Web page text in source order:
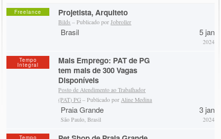
Freelance Projetista, Arquiteto
Bilds – Publicado porJobroller
Brasil 5 jan
2024
Tempo
Integral
Mais Emprego: PAT de PG
tem mais de 300 Vagas
Disponíveis
Posto de Atendimento ao Trabalhador
(PAT) PG – Publicado por Aline Medina
Praia Grande
São Paulo, Brasil
3 jan
2024
Tempo